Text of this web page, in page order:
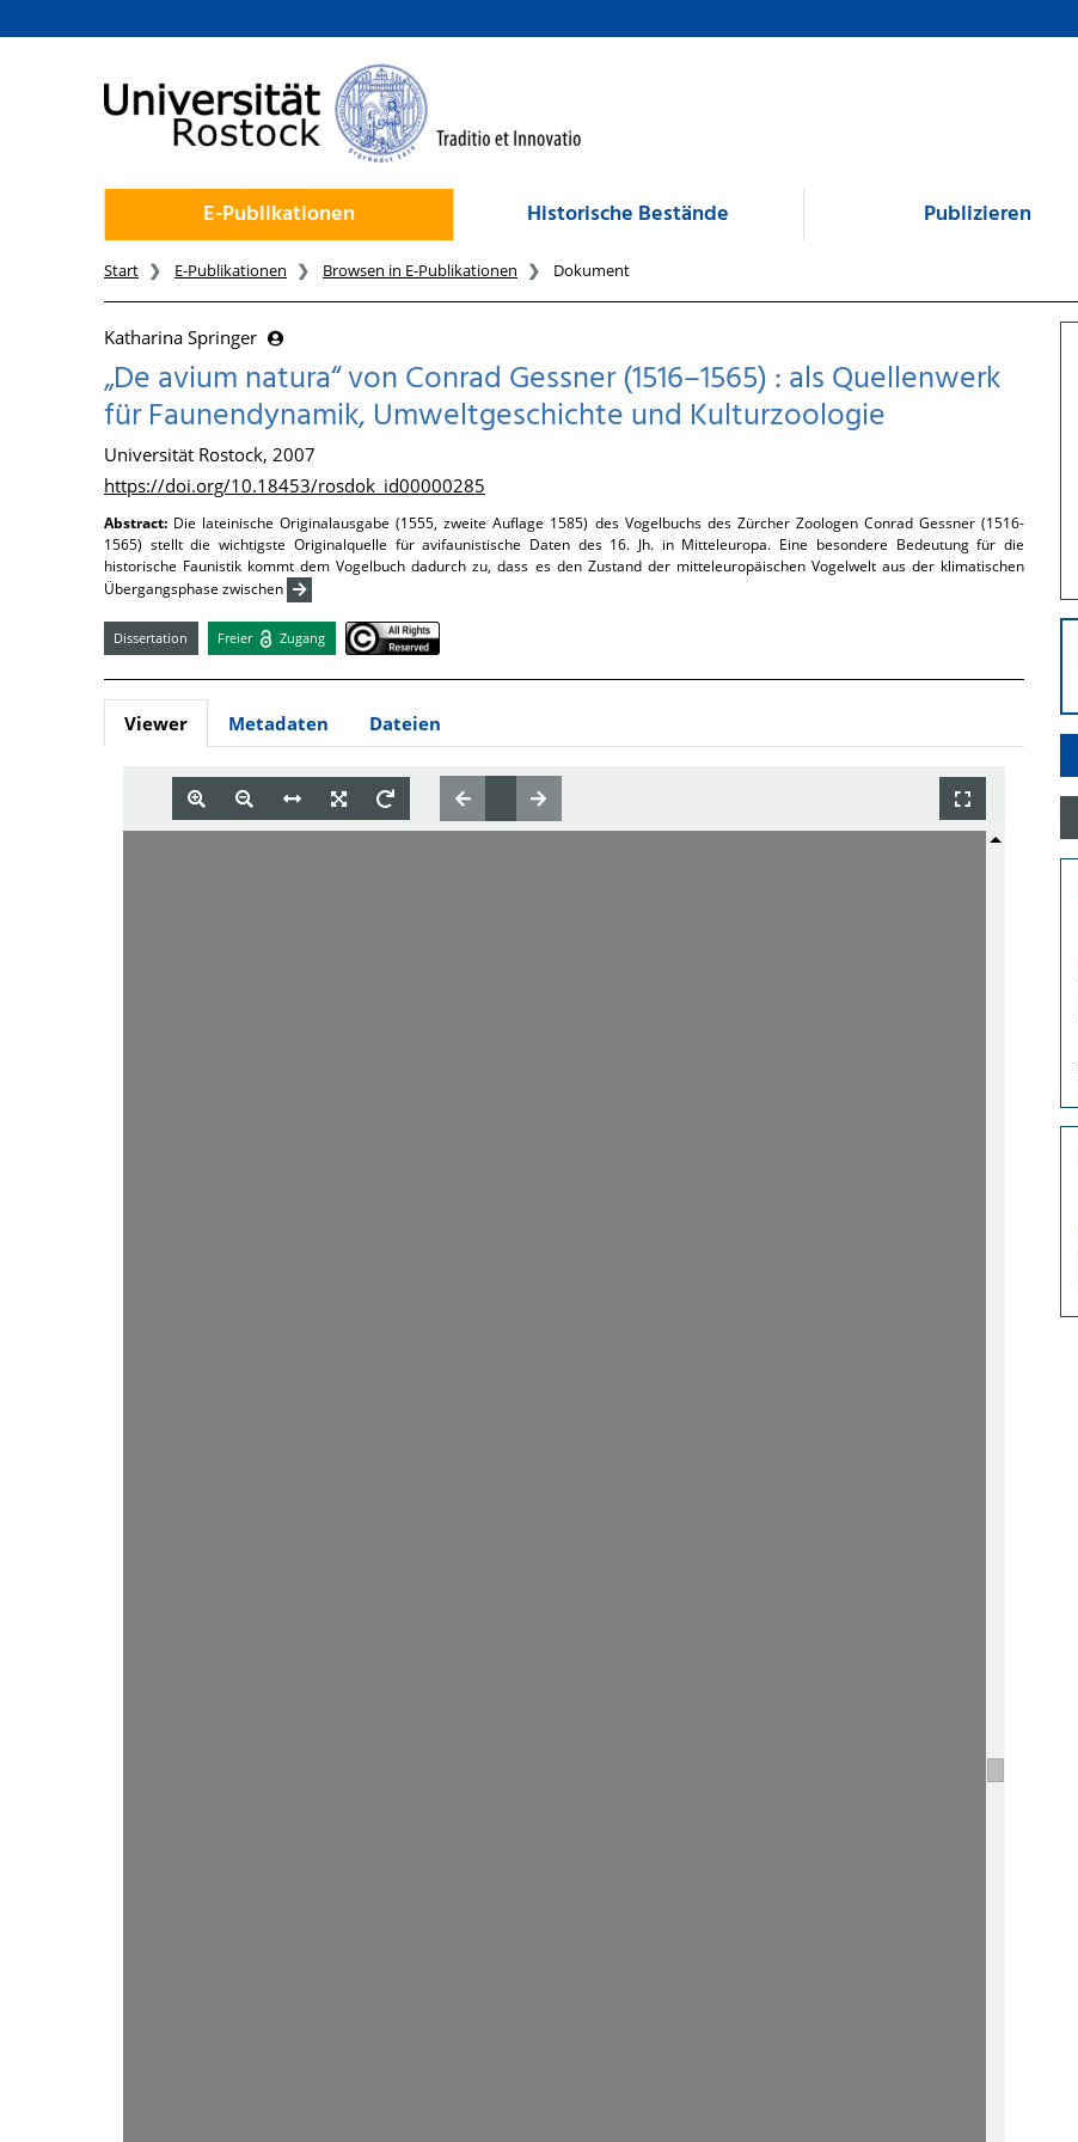
zum Inhalt
E-Publikationen Historische Bestände Publizieren
Start E-Publikationen Browsen in E-Publikationen Dokument
Katharina Springer
„De avium natura“ von Conrad Gessner (1516–1565) : als Quellenwerk
für Faunendynamik, Umweltgeschichte und Kulturzoologie
Universität Rostock, 2007
https://doi.org/10.18453/rosdok_id00000285
Abstract: Die lateinische Originalausgabe (1555, zweite Auflage 1585) des Vogelbuchs des Zürcher Zoologen Conrad Gessner (1516-
1565) stellt die wichtigste Originalquelle für avifaunistische Daten des 16. Jh. in Mitteleuropa. Eine besondere Bedeutung für die
historische Faunistik kommt dem Vogelbuch dadurch zu, dass es den Zustand der mitteleuropäischen Vogelwelt aus der klimatischen
Übergangsphase zwischen
Dissertation Freier Zugang
Viewer Metadaten Dateien